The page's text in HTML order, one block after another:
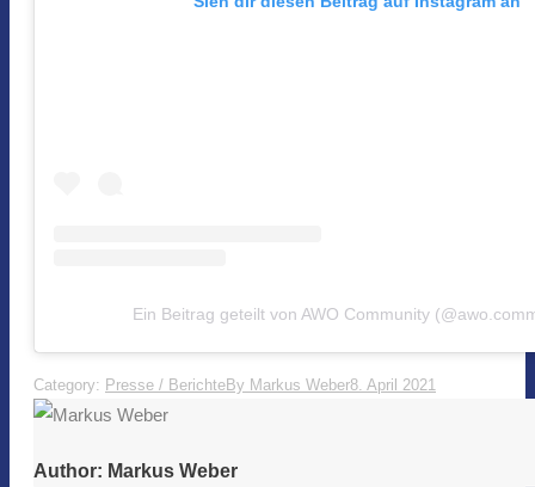
Ein Beitrag geteilt von AWO Community
Category: Presse / BerichteBy Markus Weber8. April 2021
Author: Markus Weber